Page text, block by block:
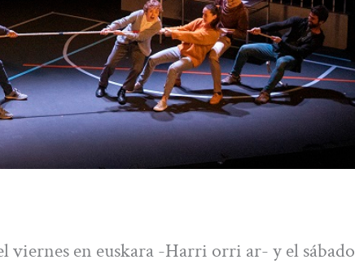
viernes en euskara -Harri orri ar- y el sábado